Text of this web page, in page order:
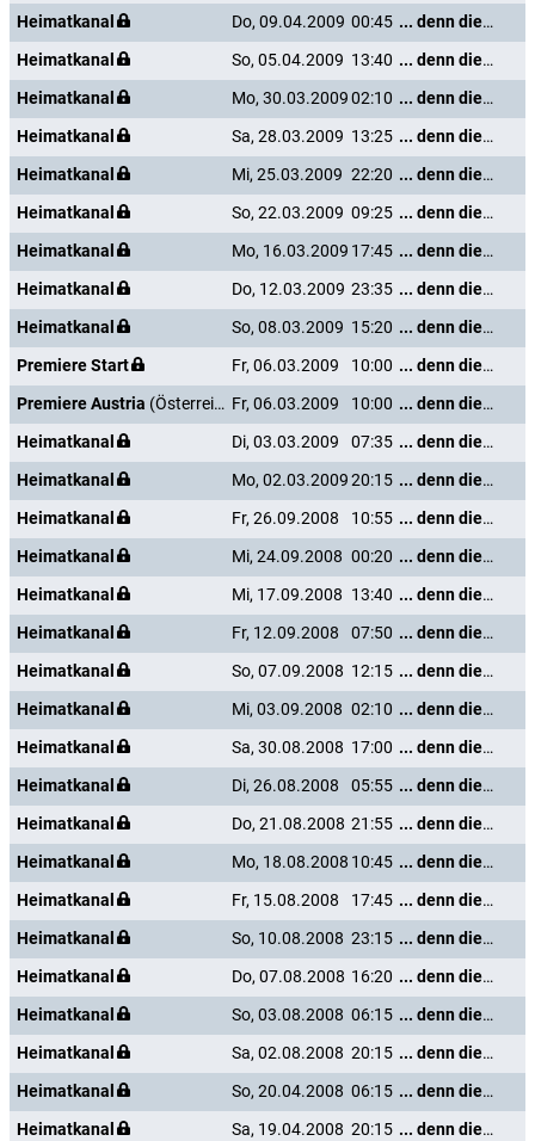
Heimatkanal
Do, 09.04.2009 00:45
... denn die Musik und die Liebe in Tirol
Heimatkanal
So, 05.04.2009 13:40
... denn die Musik und die Liebe in Tirol
Heimatkanal
Mo, 30.03.200902:10
... denn die Musik und die Liebe in Tirol
Heimatkanal
Sa, 28.03.2009 13:25
... denn die Musik und die Liebe in Tirol
Heimatkanal
Mi, 25.03.2009 22:20
... denn die Musik und die Liebe in Tirol
Heimatkanal
So, 22.03.2009 09:25
... denn die Musik und die Liebe in Tirol
Heimatkanal
Mo, 16.03.2009 17:45
... denn die Musik und die Liebe in Tirol
Heimatkanal
Do, 12.03.2009 23:35
... denn die Musik und die Liebe in Tirol
Heimatkanal
So, 08.03.2009 15:20
... denn die Musik und die Liebe in Tirol
Premiere Start
Fr, 06.03.2009 10:00
... denn die Musik und die Liebe in Tirol
Premiere Austria (Österreich) Fr, 06.03.2009 10:00
... denn die Musik und die Liebe in Tirol
Heimatkanal
Di, 03.03.2009 07:35
... denn die Musik und die Liebe in Tirol
Heimatkanal
Mo, 02.03.200920:15
... denn die Musik und die Liebe in Tirol
Heimatkanal
Fr, 26.09.2008 10:55
... denn die Musik und die Liebe in Tirol
Heimatkanal
Mi, 24.09.2008 00:20
... denn die Musik und die Liebe in Tirol
Heimatkanal
Mi, 17.09.2008 13:40
... denn die Musik und die Liebe in Tirol
Heimatkanal
Fr, 12.09.2008 07:50
... denn die Musik und die Liebe in Tirol
Heimatkanal
So, 07.09.2008 12:15
... denn die Musik und die Liebe in Tirol
Heimatkanal
Mi, 03.09.2008 02:10
... denn die Musik und die Liebe in Tirol
Heimatkanal
Sa, 30.08.2008 17:00
... denn die Musik und die Liebe in Tirol
Heimatkanal
Di, 26.08.2008 05:55
... denn die Musik und die Liebe in Tirol
Heimatkanal
Do, 21.08.2008 21:55
... denn die Musik und die Liebe in Tirol
Heimatkanal
Mo, 18.08.2008 10:45
... denn die Musik und die Liebe in Tirol
Heimatkanal
Fr, 15.08.2008 17:45
... denn die Musik und die Liebe in Tirol
Heimatkanal
So, 10.08.2008 23:15
... denn die Musik und die Liebe in Tirol
Heimatkanal
Do, 07.08.2008 16:20
... denn die Musik und die Liebe in Tirol
Heimatkanal
So, 03.08.2008 06:15
... denn die Musik und die Liebe in Tirol
Heimatkanal
Sa, 02.08.2008 20:15
... denn die Musik und die Liebe in Tirol
Heimatkanal
So, 20.04.2008 06:15
... denn die Musik und die Liebe in Tirol
Heimatkanal
Sa, 19.04.2008 20:15
... denn die Musik und die Liebe in Tirol